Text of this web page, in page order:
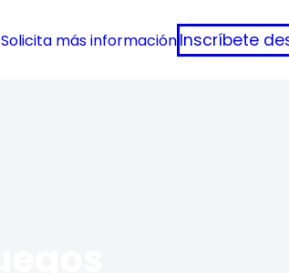
Solicita más informaciónInscríbete